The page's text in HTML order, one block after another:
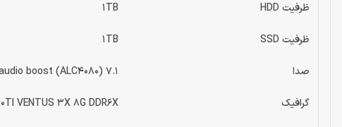
ظرفیت HDD 1TB
ظرفیت SSD 1TB
صدا 7.1 Channel HD Audio with Nahimic 3 audio boost (ALC4080)
گرافیک VENTUS 3X 8G DDR6X